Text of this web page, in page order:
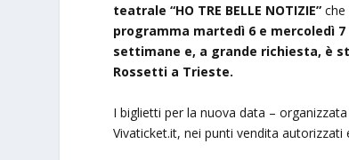
teatrale “HO TRE BELLE NOTIZIE” che
programma martedì 6 e mercoledì
settimane e, a grande richiesta, è
Rossetti a Trieste.
I biglietti per la nuova data –
Vivaticket.it, nei punti vendita